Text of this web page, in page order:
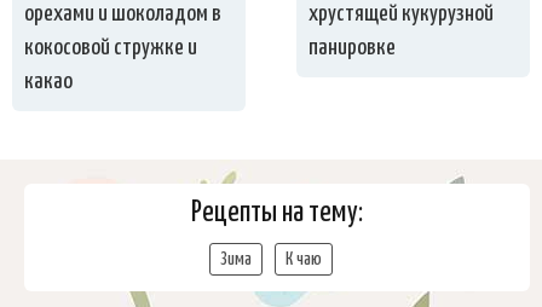
орехами и шоколадом в
кокосовой стружке и
какао
хрустящей кукурузной
панировке
Рецепты на тему:
Зима К чаю